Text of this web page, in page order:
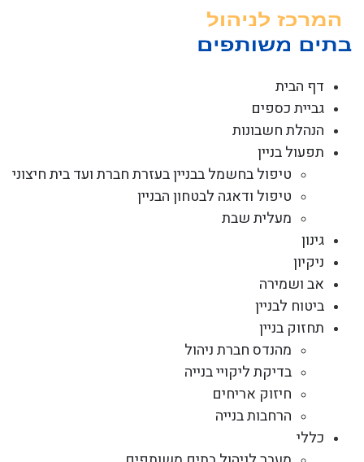
דף הבית
גביית כספים
הנהלת חשבונות
תפעול בניין
טיפול בחשמל בבניין בעזרת חברת ועד בית חיצוני
טיפול ודאגה לבטחון הבניין
מעלית שבת
גינון
ניקיון
אב ושמירה
ביטוח לבניין
תחזוק בניין
מהנדס חברת ניהול
בדיקת ליקויי בנייה
חיזוק אריחים
הרחבות בנייה
כללי